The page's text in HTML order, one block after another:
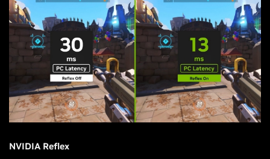
NVIDIA Reflex